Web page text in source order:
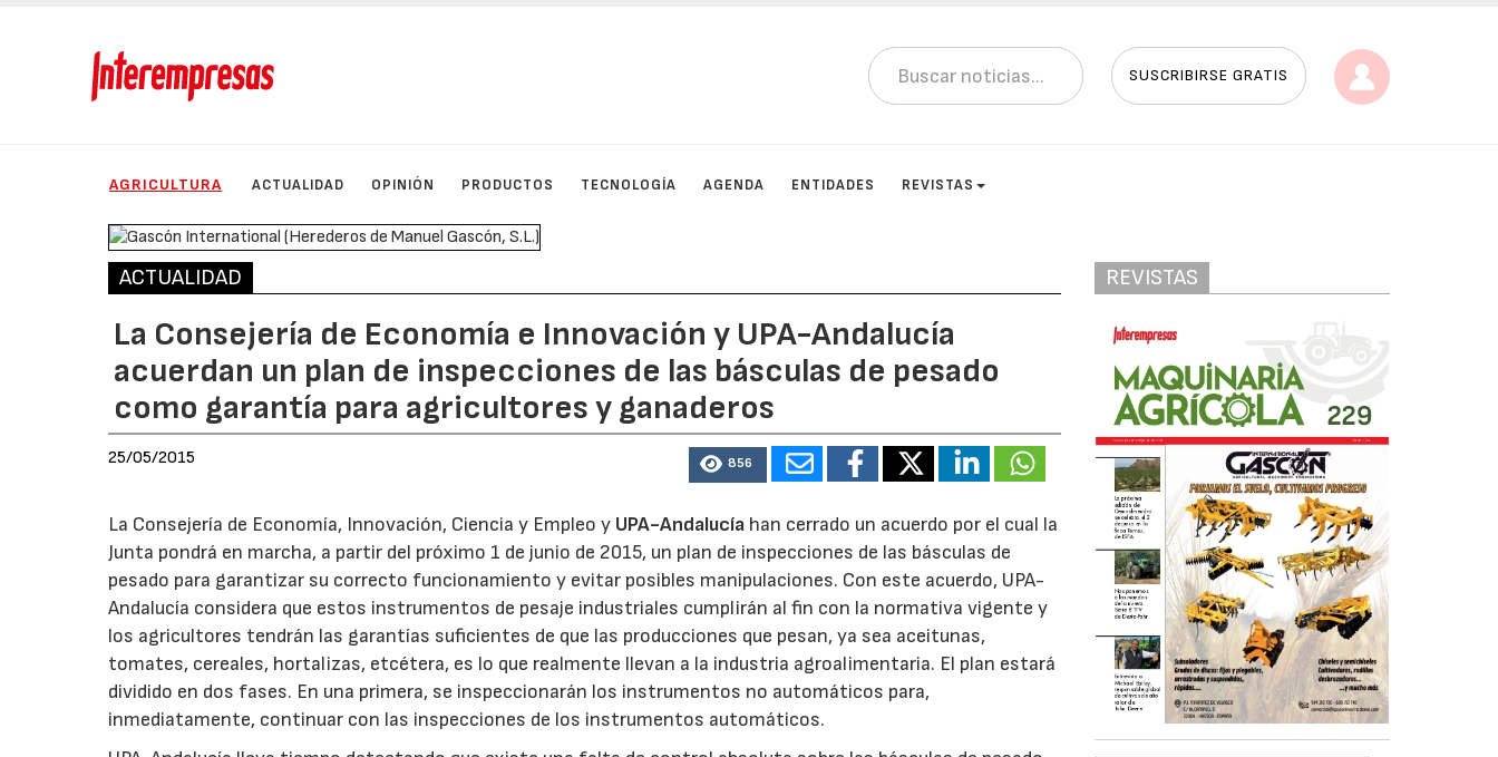
SUSCRIBIRSE GRATIS
AGRICULTURA ACTUALIDAD OPINIÓN PRODUCTOS TECNOLOGÍA AGENDA ENTIDADES REVISTAS
ACTUALIDAD
La Consejería de Economía e Innovación y UPA-Andalucía
acuerdan un plan de inspecciones de las básculas de pesado
como garantía para agricultores y ganaderos
25/05/2015 856
La Consejería de Economía, Innovación, Ciencia y Empleo y UPA-Andalucía han cerrado un acuerdo por el cual la
Junta pondrá en marcha, a partir del próximo 1 de junio de 2015, un plan de inspecciones de las básculas de
pesado para garantizar su correcto funcionamiento y evitar posibles manipulaciones. Con este acuerdo, UPA-
Andalucía considera que estos instrumentos de pesaje industriales cumplirán al fin con la normativa vigente y
los agricultores tendrán las garantías suficientes de que las producciones que pesan, ya sea aceitunas,
tomates, cereales, hortalizas, etcétera, es lo que realmente llevan a la industria agroalimentaria. El plan estará
dividido en dos fases. En una primera, se inspeccionarán los instrumentos no automáticos para,
inmediatamente, continuar con las inspecciones de los instrumentos automáticos.
REVISTAS